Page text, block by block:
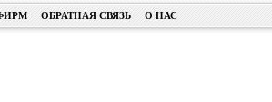
ОБРАТНАЯ СВЯЗЬ О НАС